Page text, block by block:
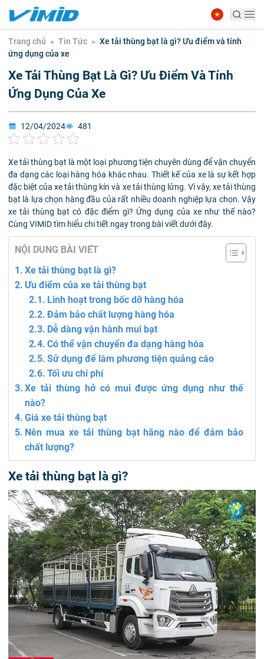
Trang chủ » Tin Tức » Xe tải thùng bạt là gì? Ưu điểm và tính
ứng dụng của xe
Xe Tải Thùng Bạt Là Gì? Ưu Điểm Và Tính
Ứng Dụng Của Xe
12/04/2024 481
Xe tải thùng bạt là một loại phương tiện chuyên dùng để vận chuyển
đa dạng các loại hàng hóa khác nhau. Thiết kế của xe là sự kết hợp
đặc biệt của xe tải thùng kín và xe tải thùng lửng. Vì vậy, xe tải thùng
bạt là lựa chọn hàng đầu của rất nhiều doanh nghiệp lựa chọn. Vậy
xe tải thùng bạt có đặc điểm gì? Ứng dụng của xe như thế nào?
Cùng VIMID tìm hiểu chi tiết ngay trong bài viết dưới đây.
NỘI DUNG BÀI VIẾT
Xe tải thùng bạt là gì?
Ưu điểm của xe tải thùng bạt
Linh hoạt trong bốc dỡ hàng hóa
Đảm bảo chất lượng hàng hóa
Dễ dàng vận hành mui bạt
Có thể vận chuyển đa dạng hàng hóa
Sử dụng để làm phương tiện quảng cáo
Tối ưu chi phí
Xe tải thùng hở có mui được ứng dụng như thế
nào?
Giá xe tải thùng bạt
Nên mua xe tải thùng bạt hãng nào để đảm bảo
chất lượng?
Xe tải thùng bạt là gì?